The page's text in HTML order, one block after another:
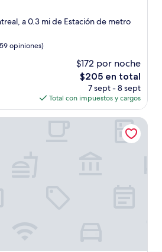
a 0.3 mi de Estación de metro
opiniones)
$172 por noche
El
precio
actual
es
de
$205 en total
7 sept - 8 sept
Total con impuestos y cargos
by Gray Collection